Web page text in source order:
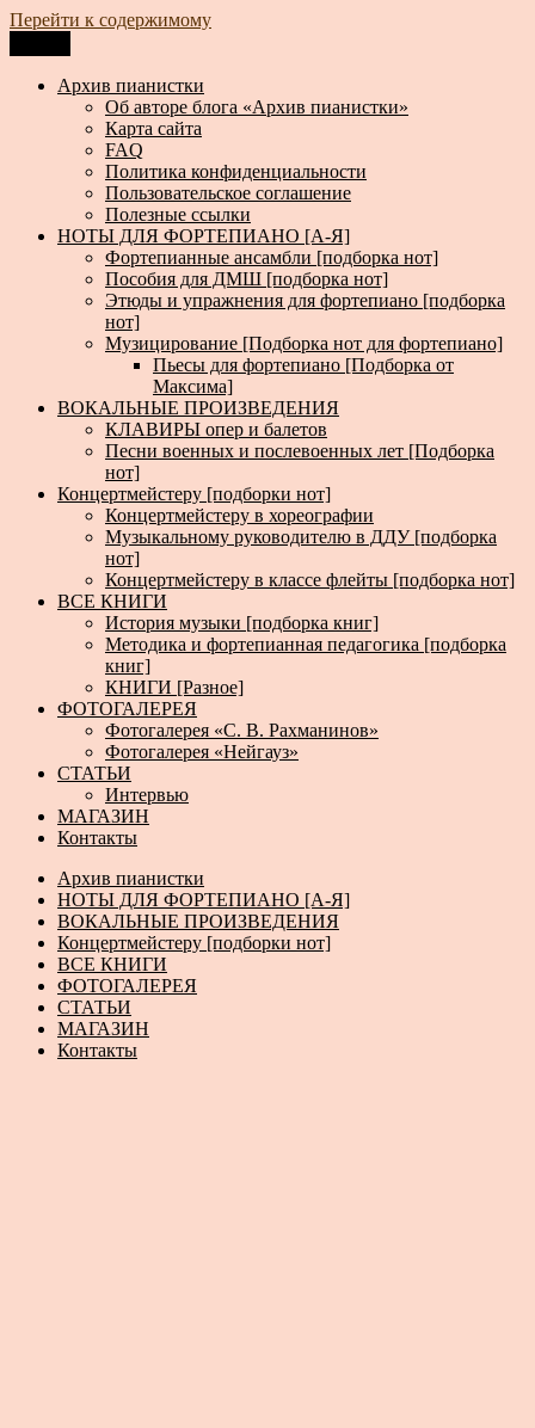
Перейти к содержимому
Архив пианистки
Всё для пианистов: ноты, книги, музыка, статьи…
Архив пианистки
Об авторе блога «Архив пианистки»
Карта сайта
FAQ
Политика конфиденциальности
Пользовательское соглашение
Полезные ссылки
НОТЫ ДЛЯ ФОРТЕПИАНО [А-Я]
Фортепианные ансамбли [подборка нот]
Пособия для ДМШ [подборка нот]
Этюды и упражнения для фортепиано [подборка
нот]
Музицирование [Подборка нот для фортепиано]
Пьесы для фортепиано [Подборка от
Максима]
ВОКАЛЬНЫЕ ПРОИЗВЕДЕНИЯ
КЛАВИРЫ опер и балетов
Песни военных и послевоенных лет [Подборка
нот]
Концертмейстеру [подборки нот]
Концертмейстеру в хореографии
Музыкальному руководителю в ДДУ [подборка
нот]
Концертмейстеру в классе флейты [подборка нот]
ВСЕ КНИГИ
История музыки [подборка книг]
Методика и фортепианная педагогика [подборка
книг]
КНИГИ [Разное]
ФОТОГАЛЕРЕЯ
Фотогалерея «С. В. Рахманинов»
Фотогалерея «Нейгауз»
СТАТЬИ
Интервью
МАГАЗИН
Контакты
Архив пианистки
НОТЫ ДЛЯ ФОРТЕПИАНО [А-Я]
ВОКАЛЬНЫЕ ПРОИЗВЕДЕНИЯ
Концертмейстеру [подборки нот]
ВСЕ КНИГИ
ФОТОГАЛЕРЕЯ
СТАТЬИ
МАГАЗИН
Контакты